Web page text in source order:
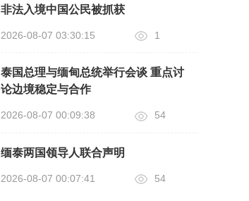
非法入境中国公民被抓获
2026-08-07 03:30:15 1
泰国总理与缅甸总统举行会谈 重点讨
论边境稳定与合作
2026-08-07 00:09:38 54
缅泰两国领导人联合声明
2026-08-07 00:07:41 54